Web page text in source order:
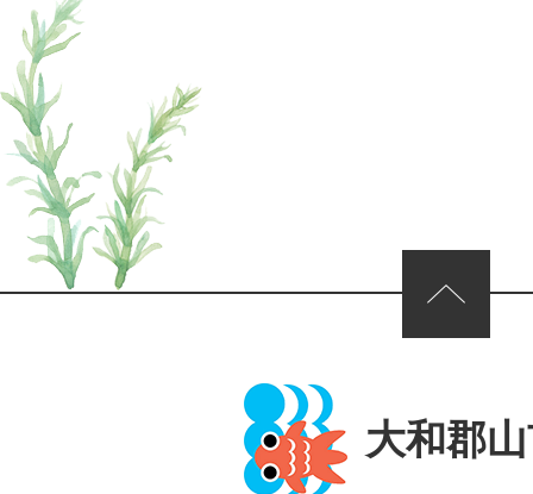
ページの先頭へ
大和郡